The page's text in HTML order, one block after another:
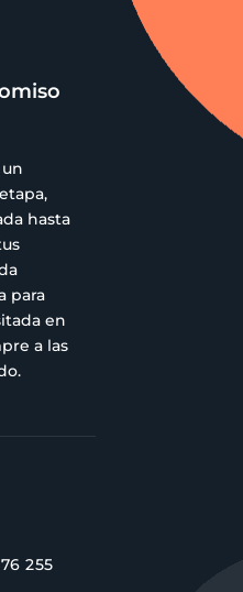
hasta
para
en
a las
255